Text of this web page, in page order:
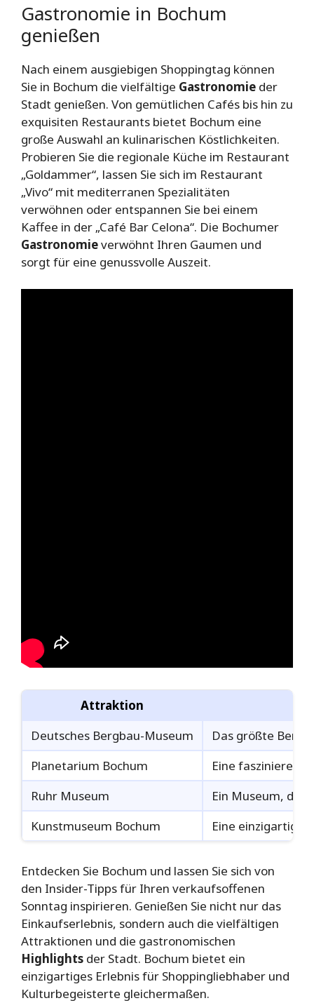
Gastronomie in Bochum
genießen
Nach einem ausgiebigen Shoppingtag können
Sie in Bochum die vielfältige Gastronomie der
Stadt genießen. Von gemütlichen Cafés bis hin zu
exquisiten Restaurants bietet Bochum eine
große Auswahl an kulinarischen Köstlichkeiten.
Probieren Sie die regionale Küche im Restaurant
„Goldammer“, lassen Sie sich im Restaurant
„Vivo“ mit mediterranen Spezialitäten
verwöhnen oder entspannen Sie bei einem
Kaffee in der „Café Bar Celona“. Die Bochumer
Gastronomieverwöhnt Ihren Gaumen und
sorgt für eine genussvolle Auszeit.
Attraktion
Deutsches Bergbau-Museum
Das größte
Planetarium Bochum
Eine
Ruhr Museum
Ein Museum, das
Kunstmuseum Bochum
Eine einzigartige
Entdecken Sie Bochum und lassen Sie sich von
den Insider-Tipps für Ihren verkaufsoffenen
Sonntag inspirieren. Genießen Sie nicht nur das
Einkaufserlebnis, sondern auch die vielfältigen
Attraktionen und die gastronomischen
Highlights der Stadt. Bochum bietet ein
einzigartiges Erlebnis für Shoppingliebhaber und
Kulturbegeisterte gleichermaßen.